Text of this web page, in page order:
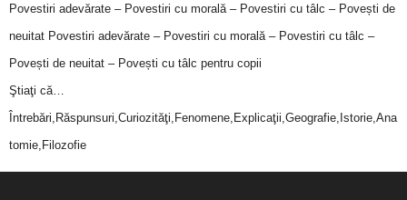
Povestiri adevărate – Povestiri cu morală – Povestiri cu tâlc – Povești de
neuitat Povestiri adevărate – Povestiri cu morală – Povestiri cu tâlc –
Povești de neuitat – Povești cu tâlc pentru copii
Ştiaţi că…
Întrebări,Răspunsuri,Curiozităţi,Fenomene,Explicaţii,Geografie,Istorie,Ana
tomie,Filozofie